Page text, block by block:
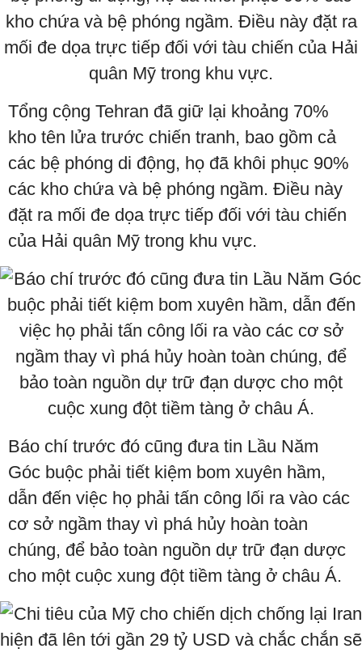
Tổng cộng Tehran đã giữ lại khoảng 70%
kho tên lửa trước chiến tranh, bao gồm cả
các bệ phóng di động, họ đã khôi phục 90%
các kho chứa và bệ phóng ngầm. Điều này
đặt ra mối đe dọa trực tiếp đối với tàu chiến
của Hải quân Mỹ trong khu vực.
Báo chí trước đó cũng đưa tin Lầu Năm
Góc buộc phải tiết kiệm bom xuyên hầm,
dẫn đến việc họ phải tấn công lối ra vào các
cơ sở ngầm thay vì phá hủy hoàn toàn
chúng, để bảo toàn nguồn dự trữ đạn dược
cho một cuộc xung đột tiềm tàng ở châu Á.